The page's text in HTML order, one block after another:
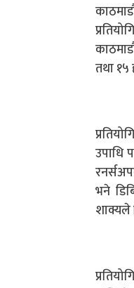
तथा १५
उपाधि
भने
शाक्यले